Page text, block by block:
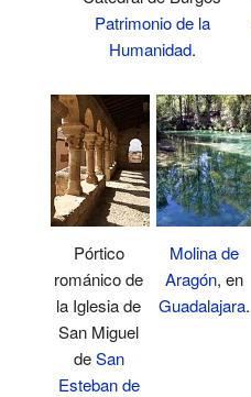
Patrimonio de la
Humanidad.
Pórtico
románico de
la Iglesia de
San Miguel
deSan
Esteban de
Molina de
Aragón, en
Guadalajara.